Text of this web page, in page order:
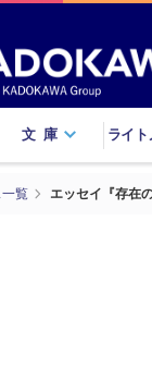
文庫 ライト
一覧 エッセイ『存在